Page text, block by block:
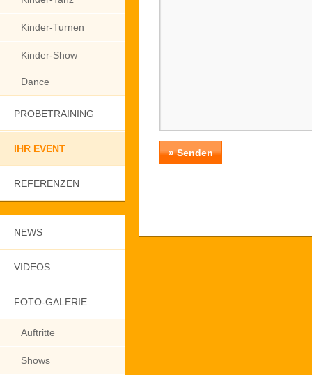
Kinder-Turnen
Kinder-Show
Dance
PROBETRAINING
IHR EVENT
REFERENZEN
NEWS
VIDEOS
FOTO-GALERIE
Auftritte
Shows